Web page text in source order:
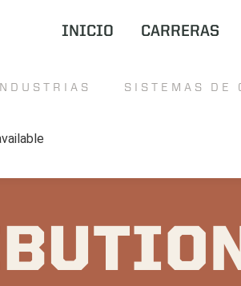
INICIO CARRERAS
SISTEMAS DE